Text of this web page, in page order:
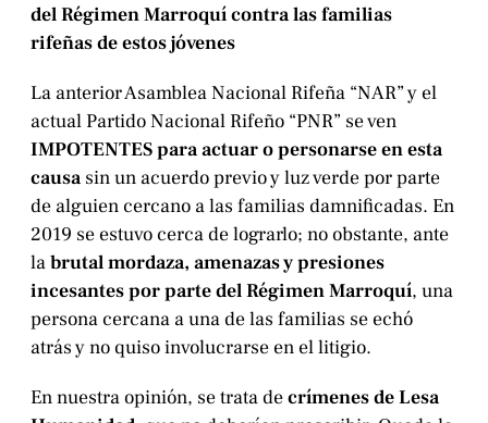
del Régimen Marroquí contra las familias
rifeñas de estos jóvenes
La anterior Asamblea Nacional Rifeña “NAR” y el
actual Partido Nacional Rifeño “PNR” se ven
IMPOTENTES para actuar o personarse en esta
causa sin un acuerdo previo y luz verde por parte
de alguien cercano a las familias damnificadas. En
2019 se estuvo cerca de lograrlo; no obstante, ante
labrutal mordaza, amenazas y presiones
incesantes por parte del Régimen Marroquí, una
persona cercana a una de las familias se echó
atrás y no quiso involucrarse en el litigio.
En nuestra opinión, se trata decrímenes de Lesa